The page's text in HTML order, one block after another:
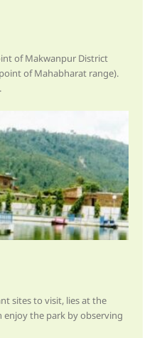
of Makwanpur District
of Mahabharat range).
sites to visit, lies at the
enjoy the park by observing